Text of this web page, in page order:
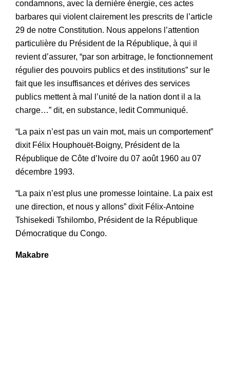
condamnons, avec la dernière énergie, ces actes
barbares qui violent clairement les prescrits de l’article
29 de notre Constitution. Nous appelons l’attention
particulière du Président de la République, à qui il
revient d’assurer, “par son arbitrage, le fonctionnement
régulier des pouvoirs publics et des institutions” sur le
fait que les insuffisances et dérives des services
publics mettent à mal l’unité de la nation dont il a la
charge…” dit, en substance, ledit Communiqué.
“La paix n’est pas un vain mot, mais un comportement”
dixit Félix Houphouët-Boigny, Président de la
République de Côte d’Ivoire du 07 août 1960 au 07
décembre 1993.
“La paix n’est plus une promesse lointaine. La paix est
une direction, et nous y allons” dixit Félix-Antoine
Tshisekedi Tshilombo, Président de la République
Démocratique du Congo.
Makabre